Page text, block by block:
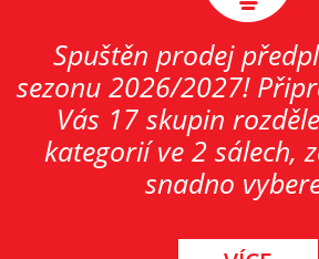
Spuštěn prodej
sezonu 2026/2027!
Vás 17 skupin
kategorií ve 2 sálech,
snadno